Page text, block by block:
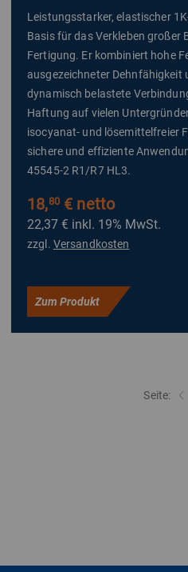
Leistungsstarker, elastischer
Basis für das Verkleben großer
Fertigung. Er kombiniert hohe
ausgezeichneter Dehnfähigkeit
dynamisch belastete
Haftung auf vielen
isocyanat- und lösemittelfreier
sichere und effiziente
45545-2 R1/R7 HL3.
18,80€ netto
22,37 € inkl. 19% MwSt.
zzgl. Versandkosten
Zum Produkt
Seite: